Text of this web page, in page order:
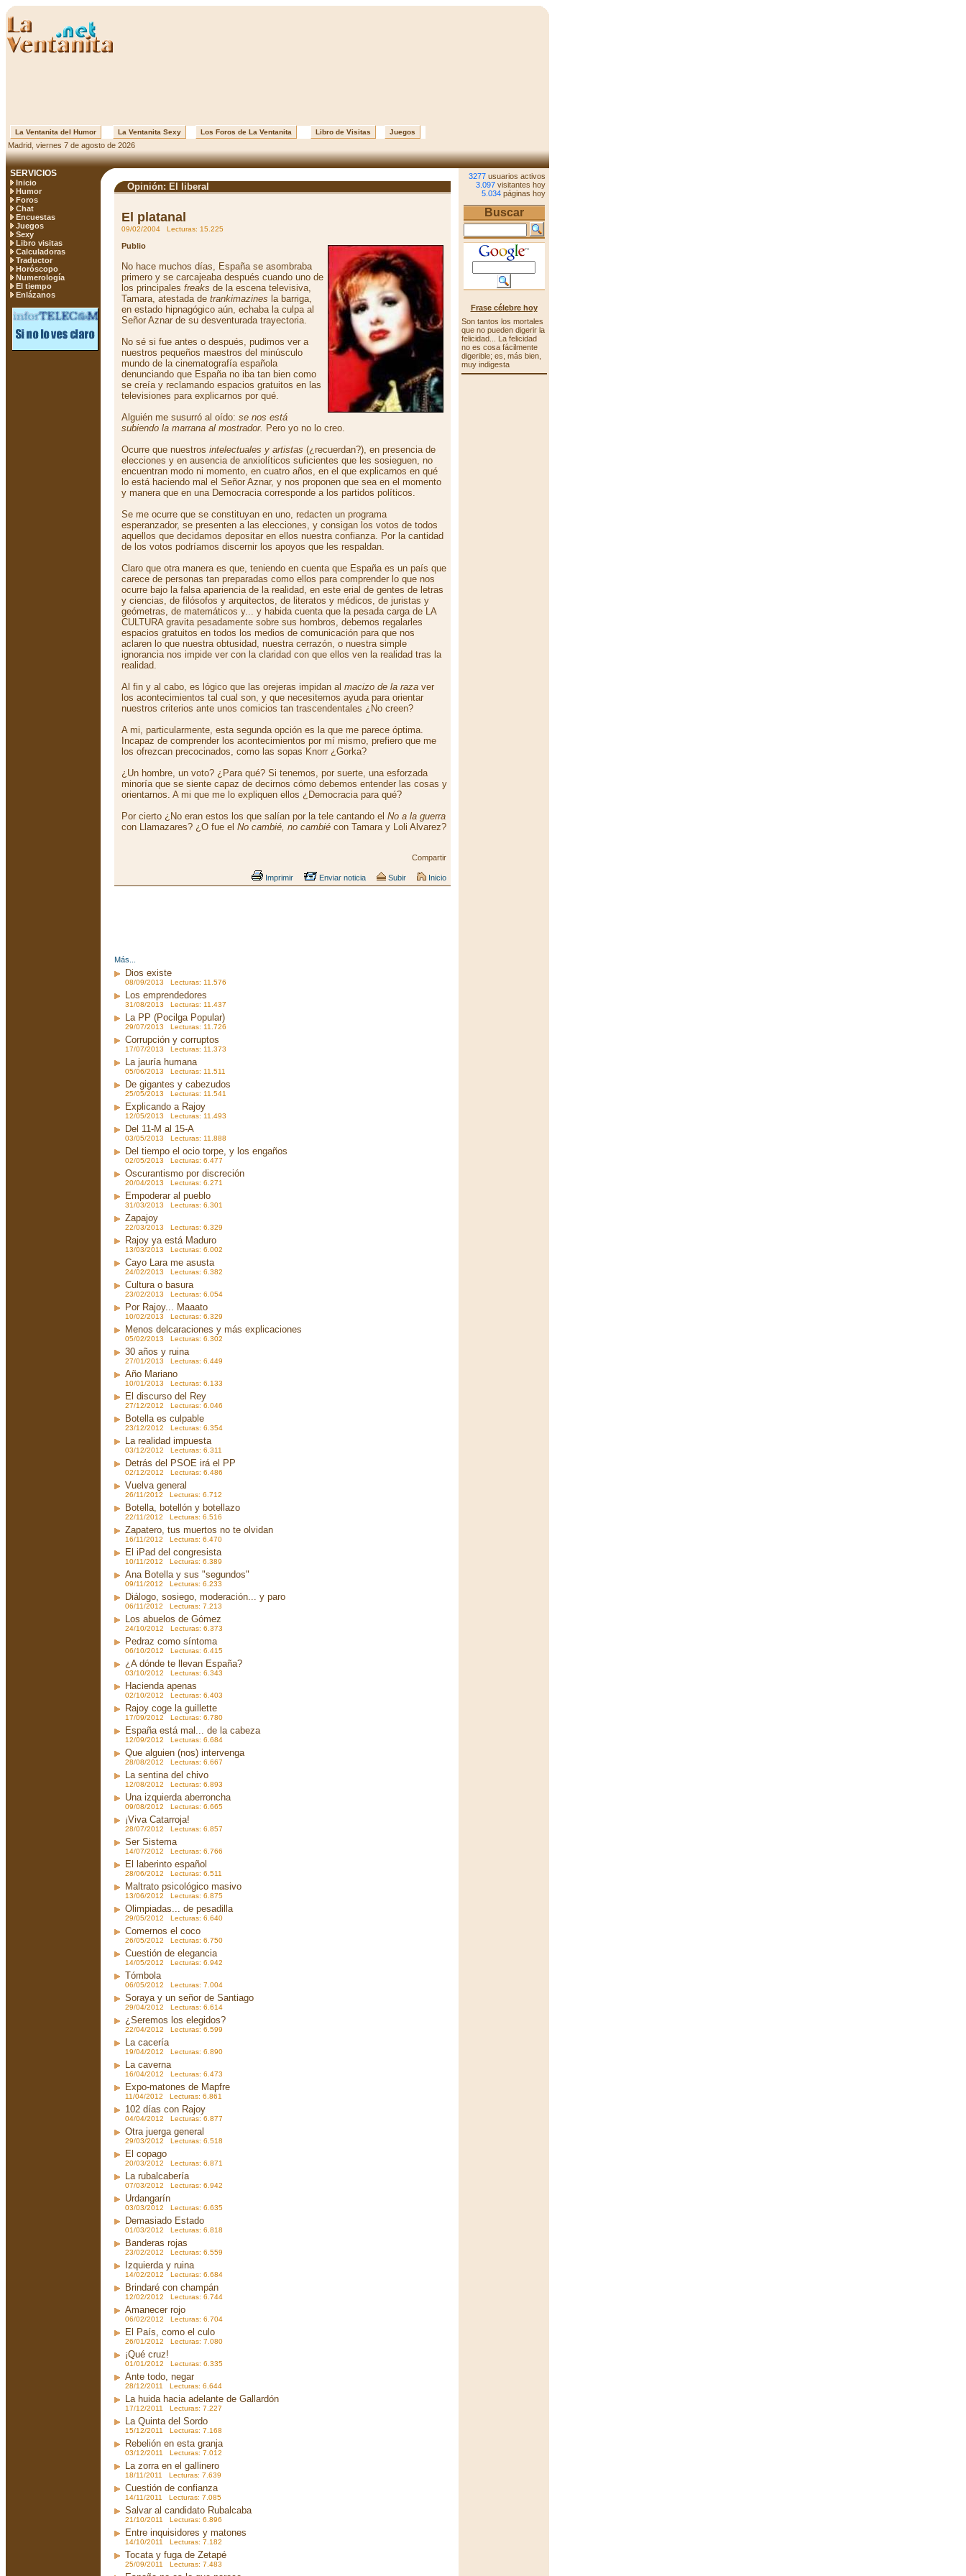
La Ventanita del Humor La Ventanita Sexy Los Foros de La Ventanita Libro de Visitas Juegos
Madrid, viernes 7 de agosto de 2026
SERVICIOS
Inicio
Humor
Foros
Chat
Encuestas
Juegos
Sexy
Libro visitas
Calculadoras
Traductor
Horóscopo
Numerología
El tiempo
Enlázanos
Opinión: El liberal
El platanal
09/02/2004 Lecturas: 15.225
Publio
No hace muchos días, España se asombraba
primero y se carcajeaba después cuando uno de
los principales freaks de la escena televisiva,
Tamara, atestada de trankimazines la barriga,
en estado hipnagógico aún, echaba la culpa al
Señor Aznar de su desventurada trayectoria.
No sé si fue antes o después, pudimos ver a
nuestros pequeños maestros del minúsculo
mundo de la cinematografía española
denunciando que España no iba tan bien como
se creía y reclamando espacios gratuitos en las
televisiones para explicarnos por qué.
Alguién me susurró al oído: se nos está
subiendo la marrana al mostrador. Pero yo no lo creo.
Ocurre que nuestros intelectuales y artistas (¿recuerdan?), en presencia de
elecciones y en ausencia de anxiolíticos suficientes que les sosieguen, no
encuentran modo ni momento, en cuatro años, en el que explicarnos en qué
lo está haciendo mal el Señor Aznar, y nos proponen que sea en el momento
y manera que en una Democracia corresponde a los partidos políticos.
Se me ocurre que se constituyan en uno, redacten un programa
esperanzador, se presenten a las elecciones, y consigan los votos de todos
aquellos que decidamos depositar en ellos nuestra confianza. Por la cantidad
de los votos podríamos discernir los apoyos que les respaldan.
Claro que otra manera es que, teniendo en cuenta que España es un país que
carece de personas tan preparadas como ellos para comprender lo que nos
ocurre bajo la falsa apariencia de la realidad, en este erial de gentes de letras
y ciencias, de filósofos y arquitectos, de literatos y médicos, de juristas y
geómetras, de matemáticos y... y habida cuenta que la pesada carga de LA
CULTURA gravita pesadamente sobre sus hombros, debemos regalarles
espacios gratuitos en todos los medios de comunicación para que nos
aclaren lo que nuestra obtusidad, nuestra cerrazón, o nuestra simple
ignorancia nos impide ver con la claridad con que ellos ven la realidad tras la
realidad.
Al fin y al cabo, es lógico que las orejeras impidan al macizo de la raza ver
los acontecimientos tal cual son, y que necesitemos ayuda para orientar
nuestros criterios ante unos comicios tan trascendentales ¿No creen?
A mi, particularmente, esta segunda opción es la que me parece óptima.
Incapaz de comprender los acontecimientos por mí mismo, prefiero que me
los ofrezcan precocinados, como las sopas Knorr ¿Gorka?
¿Un hombre, un voto? ¿Para qué? Si tenemos, por suerte, una esforzada
minoría que se siente capaz de decirnos cómo debemos entender las cosas y
orientarnos. A mi que me lo expliquen ellos ¿Democracia para qué?
Por cierto ¿No eran estos los que salían por la tele cantando el No a la guerra
con Llamazares? ¿O fue el No cambié, no cambié con Tamara y Loli Alvarez?
Compartir
Imprimir Enviar noticia Subir Inicio
Más...
Dios existe
08/09/2013 Lecturas: 11.576
Los emprendedores
31/08/2013 Lecturas: 11.437
La PP (Pocilga Popular)
29/07/2013 Lecturas: 11.726
Corrupción y corruptos
17/07/2013 Lecturas: 11.373
La jauría humana
05/06/2013 Lecturas: 11.511
De gigantes y cabezudos
25/05/2013 Lecturas: 11.541
Explicando a Rajoy
12/05/2013 Lecturas: 11.493
Del 11-M al 15-A
03/05/2013 Lecturas: 11.888
Del tiempo el ocio torpe, y los engaños
02/05/2013 Lecturas: 6.477
Oscurantismo por discreción
20/04/2013 Lecturas: 6.271
Empoderar al pueblo
31/03/2013 Lecturas: 6.301
Zapajoy
22/03/2013 Lecturas: 6.329
Rajoy ya está Maduro
13/03/2013 Lecturas: 6.002
Cayo Lara me asusta
24/02/2013 Lecturas: 6.382
Cultura o basura
23/02/2013 Lecturas: 6.054
Por Rajoy... Maaato
10/02/2013 Lecturas: 6.329
Menos delcaraciones y más explicaciones
05/02/2013 Lecturas: 6.302
30 años y ruina
27/01/2013 Lecturas: 6.449
Año Mariano
10/01/2013 Lecturas: 6.133
El discurso del Rey
27/12/2012 Lecturas: 6.046
Botella es culpable
23/12/2012 Lecturas: 6.354
La realidad impuesta
03/12/2012 Lecturas: 6.311
Detrás del PSOE irá el PP
02/12/2012 Lecturas: 6.486
Vuelva general
26/11/2012 Lecturas: 6.712
Botella, botellón y botellazo
22/11/2012 Lecturas: 6.516
Zapatero, tus muertos no te olvidan
16/11/2012 Lecturas: 6.470
El iPad del congresista
10/11/2012 Lecturas: 6.389
Ana Botella y sus "segundos"
09/11/2012 Lecturas: 6.233
Diálogo, sosiego, moderación... y paro
06/11/2012 Lecturas: 7.213
Los abuelos de Gómez
24/10/2012 Lecturas: 6.373
Pedraz como síntoma
06/10/2012 Lecturas: 6.415
¿A dónde te llevan España?
03/10/2012 Lecturas: 6.343
Hacienda apenas
02/10/2012 Lecturas: 6.403
Rajoy coge la guillette
17/09/2012 Lecturas: 6.780
España está mal... de la cabeza
12/09/2012 Lecturas: 6.684
Que alguien (nos) intervenga
28/08/2012 Lecturas: 6.667
La sentina del chivo
12/08/2012 Lecturas: 6.893
Una izquierda aberroncha
09/08/2012 Lecturas: 6.665
¡Viva Catarroja!
28/07/2012 Lecturas: 6.857
Ser Sistema
14/07/2012 Lecturas: 6.766
El laberinto español
28/06/2012 Lecturas: 6.511
Maltrato psicológico masivo
13/06/2012 Lecturas: 6.875
Olimpiadas... de pesadilla
29/05/2012 Lecturas: 6.640
Comernos el coco
26/05/2012 Lecturas: 6.750
Cuestión de elegancia
14/05/2012 Lecturas: 6.942
Tómbola
06/05/2012 Lecturas: 7.004
Soraya y un señor de Santiago
29/04/2012 Lecturas: 6.614
¿Seremos los elegidos?
22/04/2012 Lecturas: 6.599
La cacería
19/04/2012 Lecturas: 6.890
La caverna
16/04/2012 Lecturas: 6.473
Expo-matones de Mapfre
11/04/2012 Lecturas: 6.861
102 días con Rajoy
04/04/2012 Lecturas: 6.877
Otra juerga general
29/03/2012 Lecturas: 6.518
El copago
20/03/2012 Lecturas: 6.871
La rubalcabería
07/03/2012 Lecturas: 6.942
Urdangarín
03/03/2012 Lecturas: 6.635
Demasiado Estado
01/03/2012 Lecturas: 6.818
Banderas rojas
23/02/2012 Lecturas: 6.559
Izquierda y ruina
14/02/2012 Lecturas: 6.684
Brindaré con champán
12/02/2012 Lecturas: 6.744
Amanecer rojo
06/02/2012 Lecturas: 6.704
El País, como el culo
26/01/2012 Lecturas: 7.080
¡Qué cruz!
01/01/2012 Lecturas: 6.335
Ante todo, negar
28/12/2011 Lecturas: 6.644
La huida hacia adelante de Gallardón
17/12/2011 Lecturas: 7.227
La Quinta del Sordo
15/12/2011 Lecturas: 7.168
Rebelión en esta granja
03/12/2011 Lecturas: 7.012
La zorra en el gallinero
18/11/2011 Lecturas: 7.639
Cuestión de confianza
14/11/2011 Lecturas: 7.085
Salvar al candidato Rubalcaba
21/10/2011 Lecturas: 6.896
Entre inquisidores y matones
14/10/2011 Lecturas: 7.182
Tocata y fuga de Zetapé
25/09/2011 Lecturas: 7.483
3277 usuarios activos
3.097 visitantes hoy
5.034 páginas hoy
Buscar
Frase célebre hoy
Son tantos los mortales
que no pueden digerir la
felicidad... La felicidad
no es cosa fácilmente
digerible; es, más bien,
muy indigesta